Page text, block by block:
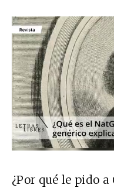
¿Por qué le pido